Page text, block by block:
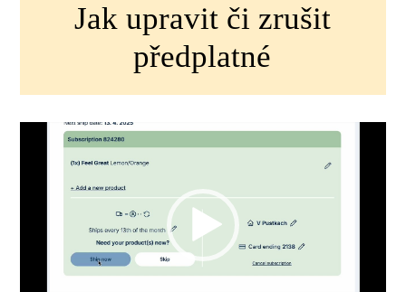
Jak upravit či zrušit
předplatné
přehrávač